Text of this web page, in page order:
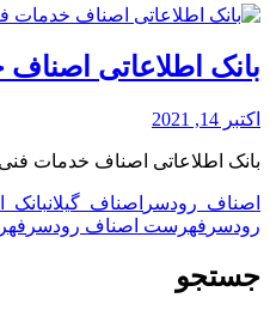
بانک اطلاعاتی
اکتبر 14, 2021
بانک اطلاعاتی اصناف خدمات
اصناف رودسر اصناف گیلانبانک
رودسر فهرست اصناف رودسر
جستجو